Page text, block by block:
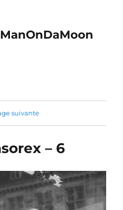
suivante
– 6